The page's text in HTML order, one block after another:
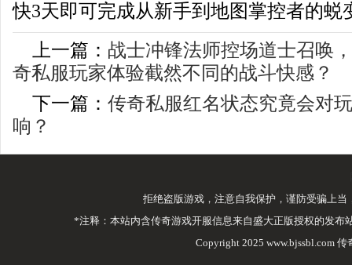
快3天即可完成从新手到地图掌控者的蜕
上一篇： 战士冲锋法师控场道士召唤
奇私服玩家体验截然不同的战斗快感？
下一篇： 传奇私服红名状态究竟会对
响？
拒绝盗版游戏，注意自我保护，谨防受骗上
*注释：本站内含传奇游戏开服信息来自盛大正版授权的发
Copyright 2025 www.bjssbl.com